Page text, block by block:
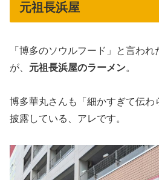
元祖長浜屋
「博多のソウルフード」と言わ
が、 元祖長浜屋のラーメン。
博多華丸さんも「細かすぎて伝わ
披露している、アレです。